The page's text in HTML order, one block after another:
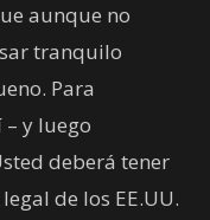
aunque no
tranquilo
Para
y luego
deberá tener
de los EE.UU.